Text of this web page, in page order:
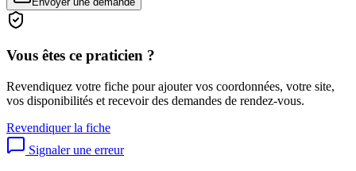
Vous êtes ce praticien ?
Revendiquez votre fiche pour ajouter vos coordonnées, votre site,
vos disponibilités et recevoir des demandes de rendez-vous.
Revendiquer la fiche
Signaler une erreur